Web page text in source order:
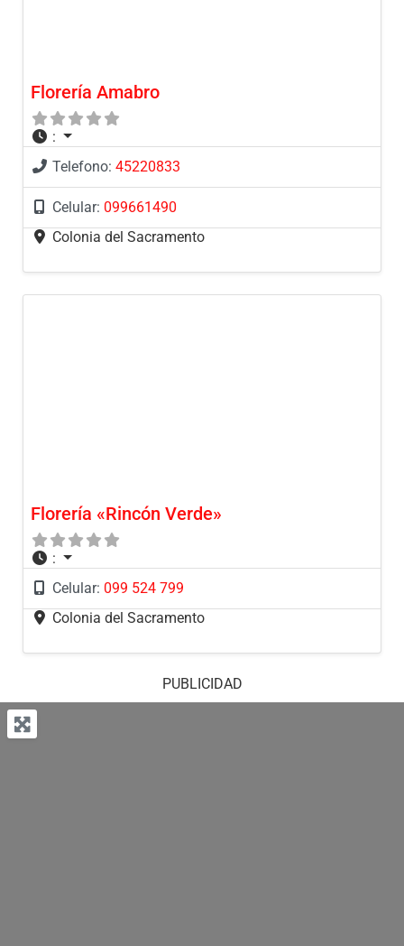
Florería Amabro
:
Telefono: 45220833
Celular: 099661490
Colonia del Sacramento
Florería «Rincón Verde»
:
Celular: 099 524 799
Colonia del Sacramento
PUBLICIDAD